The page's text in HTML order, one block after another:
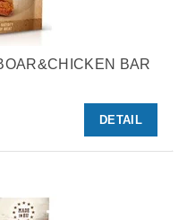
BAR
DETAIL